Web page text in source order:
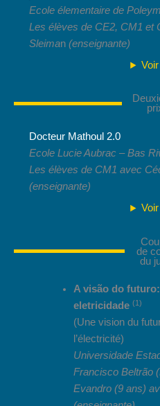
Ecole élementaire de
Les élèves de CE2, CM1 et
Sleiman(enseignante)
Docteur Mathoul 2.0
Ecole Lucie Aubrac – Bas
Les élèves de CM1 avec
(enseignante)
de
du
A visão do
eletricidade (1)
(Une vision du
l’électricité)
Universidade
Francisco Beltrão
Evandro (9 ans)